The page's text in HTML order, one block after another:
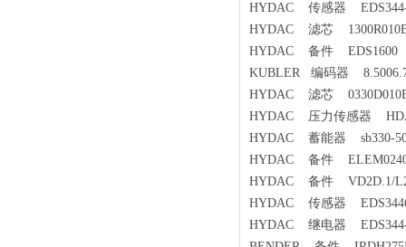
HYDAC 传感器 EDS344-
HYDAC 滤芯
HYDAC 备件 EDS1600
KUBLER 编码器
HYDAC 滤芯
HYDAC 压力传感器
HYDAC 蓄能器 sb330-
HYDAC 备件
HYDAC 备件 VD2D.1/
HYDAC 传感器
HYDAC 继电器 EDS344-